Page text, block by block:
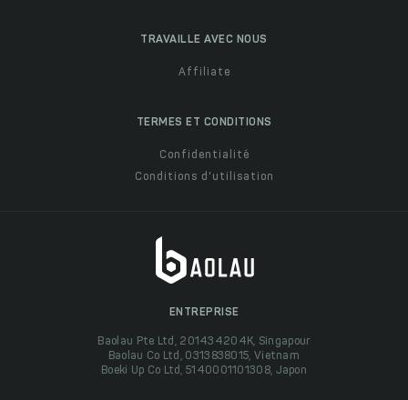
TRAVAILLE AVEC NOUS
Affiliate
TERMES ET CONDITIONS
Confidentialité
Conditions d'utilisation
ENTREPRISE
Baolau Pte Ltd, 201434204K, Singapour
Baolau Co Ltd, 0313838015, Vietnam
Boeki Up Co Ltd, 5140001101308, Japon